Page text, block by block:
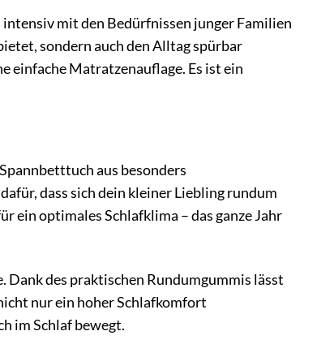
mit den Bedürfnissen junger Familien
sondern auch den Alltag spürbar
einfache Matratzenauflage. Es ist ein
aus besonders
dass sich dein kleiner Liebling rundum
optimales Schlafklima – das ganze Jahr
des praktischen Rundumgummis lässt
nur ein hoher Schlafkomfort
im Schlaf bewegt.